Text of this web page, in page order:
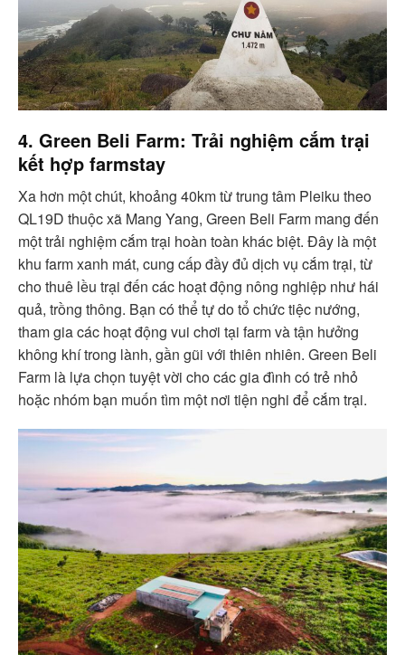
4. Green Beli Farm: Trải nghiệm cắm trại
kết hợp farmstay
Xa hơn một chút, khoảng 40km từ trung tâm Pleiku theo
QL19D thuộc xã Mang Yang, Green Beli Farm mang đến
một trải nghiệm cắm trại hoàn toàn khác biệt. Đây là một
khu farm xanh mát, cung cấp đầy đủ dịch vụ cắm trại, từ
cho thuê lều trại đến các hoạt động nông nghiệp như hái
quả, trồng thông. Bạn có thể tự do tổ chức tiệc nướng,
tham gia các hoạt động vui chơi tại farm và tận hưởng
không khí trong lành, gần gũi với thiên nhiên. Green Beli
Farm là lựa chọn tuyệt vời cho các gia đình có trẻ nhỏ
hoặc nhóm bạn muốn tìm một nơi tiện nghi để cắm trại.